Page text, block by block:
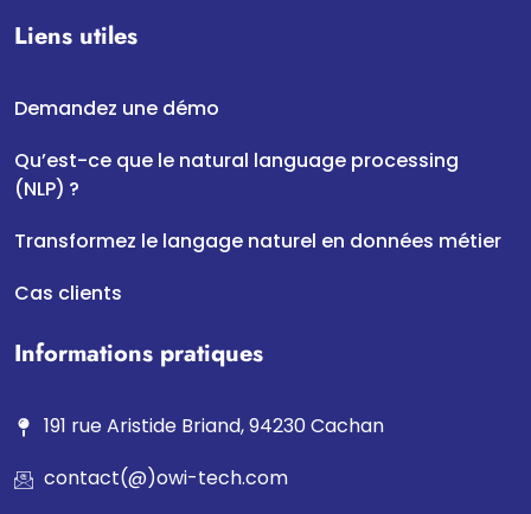
Liens utiles
Demandez une démo
Qu’est-ce que le natural language processing
(NLP) ?
Transformez le langage naturel en données métier
Cas clients
Informations pratiques
191 rue Aristide Briand, 94230 Cachan
contact(@)owi-tech.com